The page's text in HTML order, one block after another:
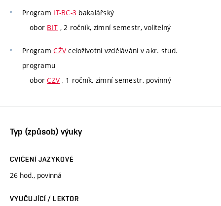
Program IT-BC-3 bakalářský
obor BIT , 2 ročník, zimní semestr, volitelný
ProgramCŽV celoživotní vzdělávání v akr. stud.
programu
oborCZV , 1 ročník, zimní semestr, povinný
Typ (způsob) výuky
CVIČENÍ JAZYKOVÉ
26 hod., povinná
VYUČUJÍCÍ / LEKTOR